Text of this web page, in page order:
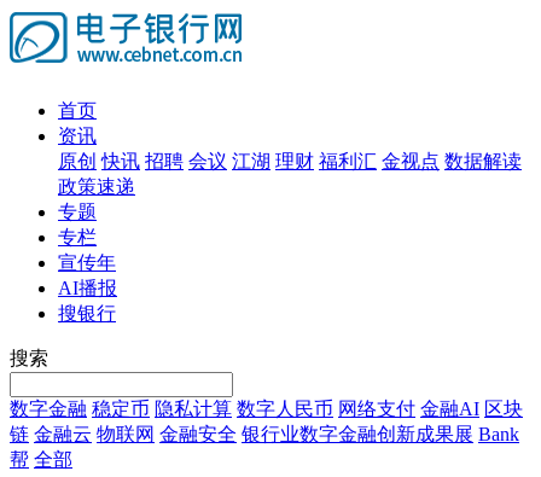
首页
资讯
原创 快讯 招聘 会议 江湖 理财 福利汇 金视点 数据解读
政策速递
专题
专栏
宣传年
AI播报
搜银行
搜索
数字金融 稳定币 隐私计算 数字人民币 网络支付 金融AI 区块
链 金融云 物联网 金融安全 银行业数字金融创新成果展 Bank
帮 全部